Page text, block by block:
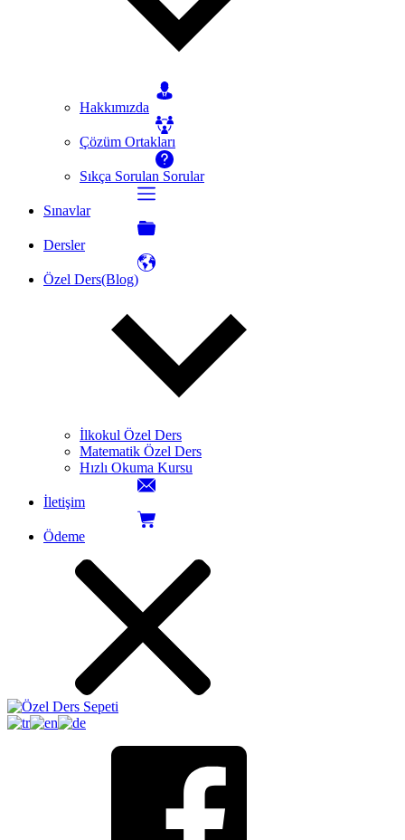
Hakkımızda
Çözüm Ortakları
Sıkça Sorulan Sorular
Sınavlar
Dersler
Özel Ders(Blog)
İlkokul Özel Ders
Matematik Özel Ders
Hızlı Okuma Kursu
İletişim
Ödeme